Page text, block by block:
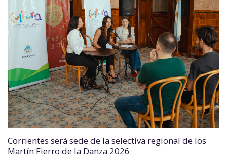
Corrientes será sede de la selectiva regional de los
Martín Fierro de la Danza 2026